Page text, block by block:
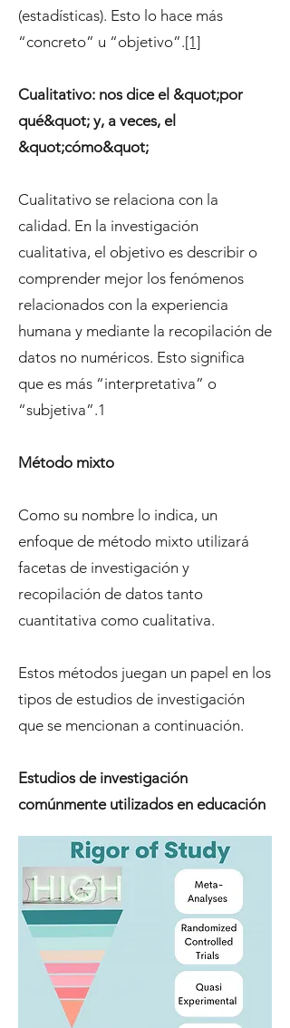
(estadísticas). Esto lo hace más
“concreto” u “objetivo”.[1]
Cualitativo: nos dice el &quot;por
qué&quot; y, a veces, el
&quot;cómo&quot;
Cualitativo se relaciona con la
calidad. En la investigación
cualitativa, el objetivo es describir o
comprender mejor los fenómenos
relacionados con la experiencia
humana y mediante la recopilación de
datos no numéricos. Esto significa
que es más “interpretativa” o
“subjetiva”.1
Método mixto
Como su nombre lo indica, un
enfoque de método mixto utilizará
facetas de investigación y
recopilación de datos tanto
cuantitativa como cualitativa.
Estos métodos juegan un papel en los
tipos de estudios de investigación
que se mencionan a continuación.
Estudios de investigación
comúnmente utilizados en educación